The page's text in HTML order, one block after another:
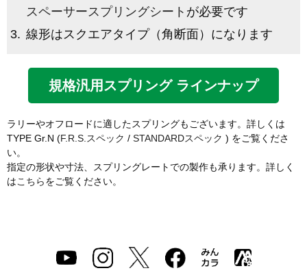
スペーサースプリングシート が必要です
線形はスクエアタイプ（角断面）になります
規格汎用スプリング ラインナップ
ラリーやオフロードに適したスプリングもございます。詳しくは
TYPE Gr.N (F.R.S.スペック / STANDARDスペック ) をご覧くださ
い。
指定の形状や寸法、スプリングレートでの製作も承ります。詳しく
はこちらをご覧ください。